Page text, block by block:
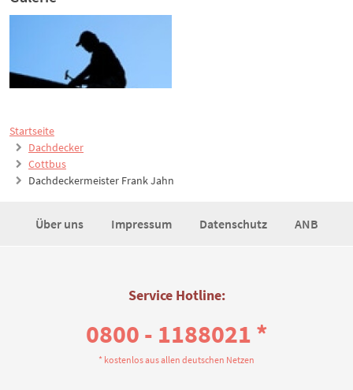
Startseite
Dachdecker
Cottbus
Dachdeckermeister Frank Jahn
Über uns Impressum Datenschutz ANB
Service Hotline:
0800 - 1188021 *
* kostenlos aus allen deutschen Netzen